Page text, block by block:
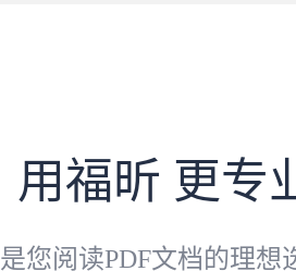
用福昕 更专
是您阅读PDF文档的理想